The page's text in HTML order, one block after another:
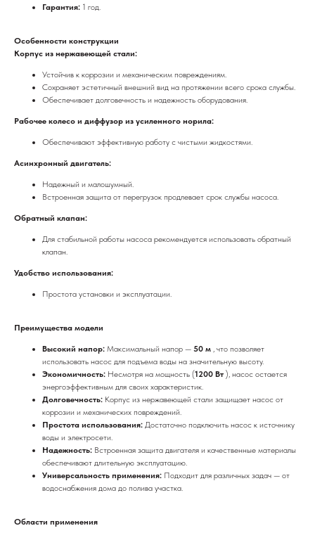
Гарантия: 1 год.
Особенности конструкции
Корпус из нержавеющей стали:
Устойчив к коррозии и механическим повреждениям.
Сохраняет эстетичный внешний вид на протяжении всего срока службы.
Обеспечивает долговечность и надежность оборудования.
Рабочее колесо и диффузор из усиленного норила:
Обеспечивают эффективную работу с чистыми жидкостями.
Асинхронный двигатель:
Надежный и малошумный.
Встроенная защита от перегрузок продлевает срок службы насоса.
Обратный клапан:
Для стабильной работы насоса рекомендуется использовать обратный
клапан.
Удобство использования:
Простота установки и эксплуатации.
Преимущества модели
Высокий напор: Максимальный напор — 50 м , что позволяет
использовать насос для подъема воды на значительную высоту.
Экономичность: Несмотря на мощность (1200 Вт ), насос остается
энергоэффективным для своих характеристик.
Долговечность: Корпус из нержавеющей стали защищает насос от
коррозии и механических повреждений.
Простота использования: Достаточно подключить насос к источнику
воды и электросети.
Надежность: Встроенная защита двигателя и качественные материалы
обеспечивают длительную эксплуатацию.
Универсальность применения: Подходит для различных задач — от
водоснабжения дома до полива участка.
Области применения